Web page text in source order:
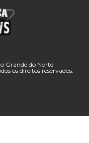
Grande do Norte
os direitos reservados.